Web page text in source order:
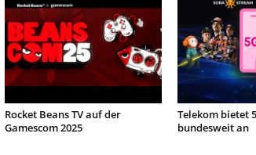
Rocket Beans TV auf der
Gamescom 2025
Telekom bietet
bundesweit an